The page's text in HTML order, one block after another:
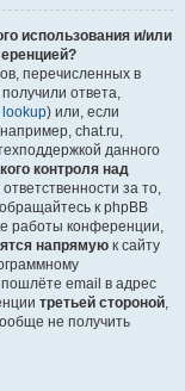
использования и/или
перечисленных в
ответа,
) или, если
chat.ru,
данного
контроля над
за то,
к phpBB
работы конференции,
напрямую к сайту
email в адрес
третьей стороной,
не получить